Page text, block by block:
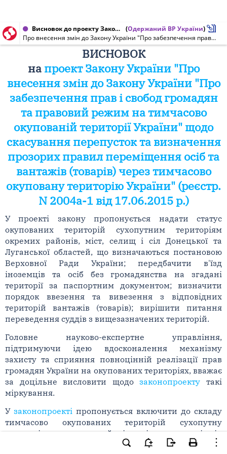
Висновок до проекту Закону України від 29.09.2015 № 2004а-1 (Одержаний ВР України)
Про внесення змін до Закону України "Про забезпечення прав і свобод громадян та правовий режим на тимчасово окупованій території України" щодо скасування перепусток та визначення прозорих правил переміщення осіб та вантажів (товарів) через тимчасово окуповану територію України